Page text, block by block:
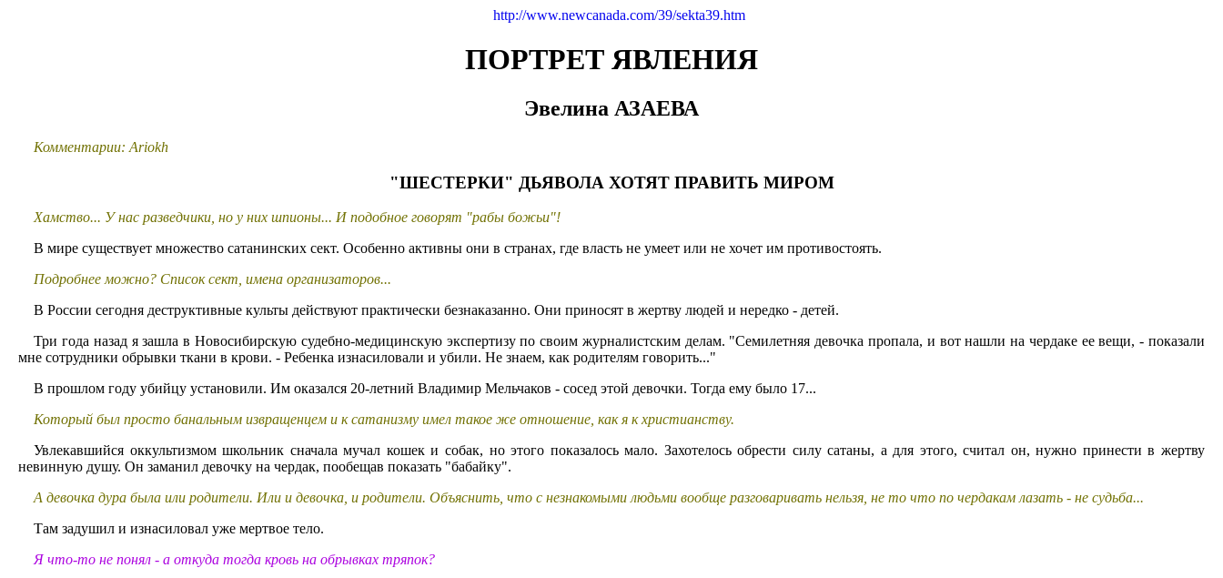
http://www.newcanada.com/39/sekta39.htm
ПОРТРЕТ ЯВЛЕНИЯ
Эвелина АЗАЕВА
Комментарии: Ariokh
"ШЕСТЕРКИ" ДЬЯВОЛА ХОТЯТ ПРАВИТЬ МИРОМ
Хамство... У нас разведчики, но у них шпионы... И подобное говорят "рабы божьи"!
В мире существует множество сатанинских сект. Особенно активны они в странах, где власть не умеет или не хочет им противостоять.
Подробнее можно? Список сект, имена организаторов...
В России сегодня деструктивные культы действуют практически безнаказанно. Они приносят в жертву людей и нередко - детей.
Три года назад я зашла в Новосибирскую судебно-медицинскую экспертизу по своим журналистским делам. "Семилетняя девочка пропала, и вот нашли на чердаке ее вещи, - показали
мне сотрудники обрывки ткани в крови. - Ребенка изнасиловали и убили. Не знаем, как родителям говорить..."
В прошлом году убийцу установили. Им оказался 20-летний Владимир Мельчаков - сосед этой девочки. Тогда ему было 17...
Который был просто банальным извращенцем и к сатанизму имел такое же отношение, как я к христианству.
Увлекавшийся оккультизмом школьник сначала мучал кошек и собак, но этого показалось мало. Захотелось обрести силу сатаны, а для этого, считал он, нужно принести в жертву
невинную душу. Он заманил девочку на чердак, пообещав показать "бабайку".
А девочка дура была или родители. Или и девочка, и родители. Объяснить, что с незнакомыми людьми вообще разговаривать нельзя, не то что по чердакам лазать - не судьба...
Там задушил и изнасиловал уже мертвое тело.
Я что-то не понял - а откуда тогда кровь на обрывках тряпок?